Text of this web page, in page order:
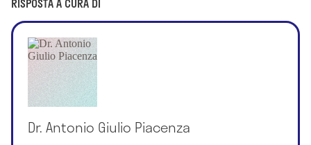
Dr. Antonio Giulio Piacenza